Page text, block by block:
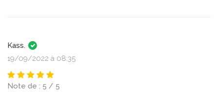
Kass.
19/09/2022 à 08:35
Note de : 5 / 5